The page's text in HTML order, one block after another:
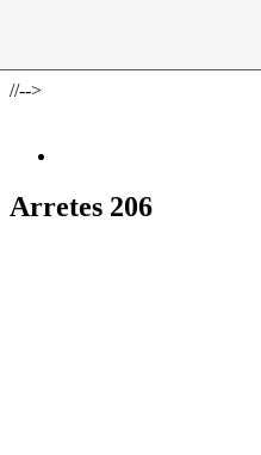
//-->
Arretes 206